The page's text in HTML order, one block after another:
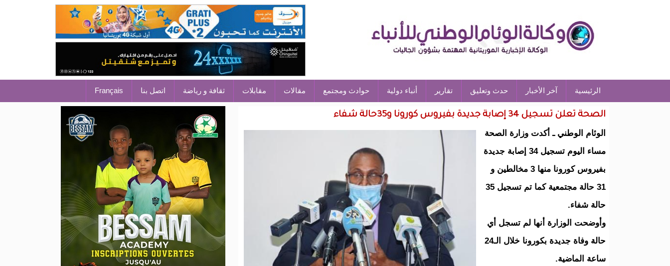
الرئيسية آخر الأخبار حدث وتعليق تقارير أنباء دولية حوادث ومجتمع مقالات مقابلات ثقافة و رياضة اتصل بنا Français
الصحة تعلن تسجيل 34 إصابة جديدة بفيروس كورونا و35حالة شفاء
الوئام الوطني ـ أكدت وزارة الصحة
مساء اليوم تسجيل 34 إصابة جديدة
بفيروس كورونا منها 3 مخالطين و
31 حالة مجتمعية كما تم تسجيل 35
حالة شفاء.
وأوضحت الوزارة أنها لم تسجل أي
حالة وفاة جديدة بكورونا خلال الـ24
ساعة الماضية.